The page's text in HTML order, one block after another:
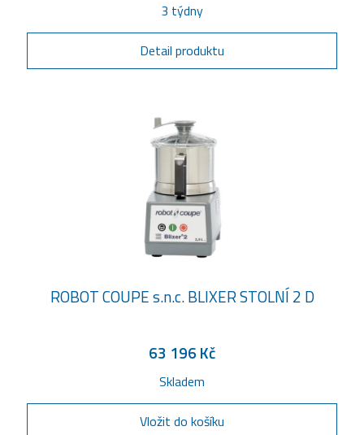
3 týdny
Detail produktu
ROBOT COUPE s.n.c. BLIXER STOLNÍ 2 D
63 196 Kč
Skladem
Vložit do košíku